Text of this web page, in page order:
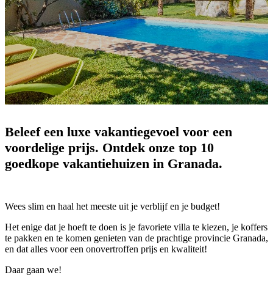
Beleef een luxe vakantiegevoel voor een
voordelige prijs. Ontdek onze top 10
goedkope vakantiehuizen in Granada.
Wees slim en haal het meeste uit je verblijf en je budget!
Het enige dat je hoeft te doen is je favoriete villa te kiezen, je koffers
te pakken en te komen genieten van de prachtige provincie Granada,
en dat alles voor een onovertroffen prijs en kwaliteit!
Daar gaan we!